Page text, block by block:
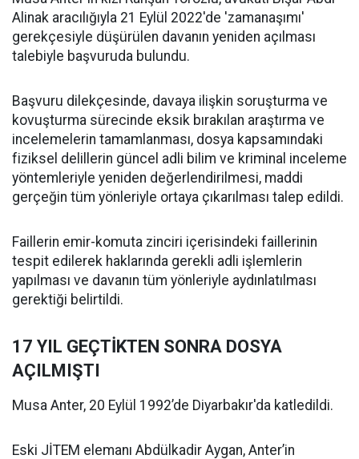
Alinak aracılığıyla 21 Eylül 2022'de 'zamanaşımı'
gerekçesiyle düşürülen davanın yeniden açılması
talebiyle başvuruda bulundu.
Başvuru dilekçesinde, davaya ilişkin soruşturma ve
kovuşturma sürecinde eksik bırakılan araştırma ve
incelemelerin tamamlanması, dosya kapsamındaki
fiziksel delillerin güncel adli bilim ve kriminal inceleme
yöntemleriyle yeniden değerlendirilmesi, maddi
gerçeğin tüm yönleriyle ortaya çıkarılması talep edildi.
Faillerin emir-komuta zinciri içerisindeki faillerinin
tespit edilerek haklarında gerekli adli işlemlerin
yapılması ve davanın tüm yönleriyle aydınlatılması
gerektiği belirtildi.
17 YIL GEÇTİKTEN SONRA DOSYA
AÇILMIŞTI
Musa Anter, 20 Eylül 1992’de Diyarbakır'da katledildi.
Eski JİTEM elemanı Abdülkadir Aygan, Anter’in